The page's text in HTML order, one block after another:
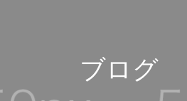
ブログ